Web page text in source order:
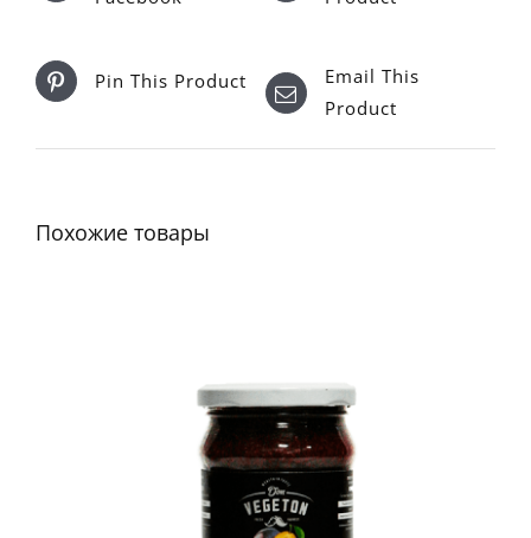
Pin This Product
Email This
Product
Похожие товары